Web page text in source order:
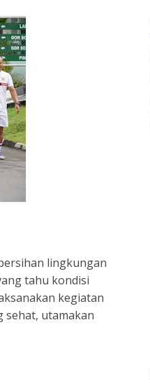
lingkungan
tahu kondisi
kegiatan
sehat, utamakan